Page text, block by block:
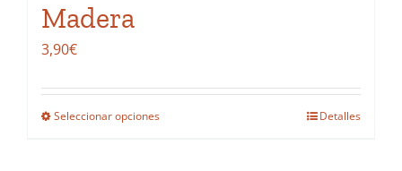
Madera
3,90€
Seleccionar opcionesEste
Detalles